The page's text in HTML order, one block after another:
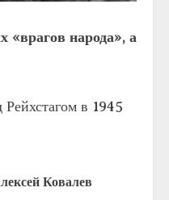
«врагов народа», а
Рейхстагом в 1945
Ковалев